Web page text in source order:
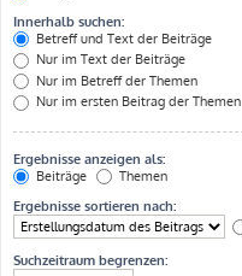
Innerhalb suchen:
Betreff und Text der Beiträge
Nur im Text der Beiträge
Nur im Betreff der Themen
Nur im ersten Beitrag der Themen
Ergebnisse anzeigen als:
Beiträge
Themen
Ergebnisse sortieren nach:
Suchzeitraum begrenzen: